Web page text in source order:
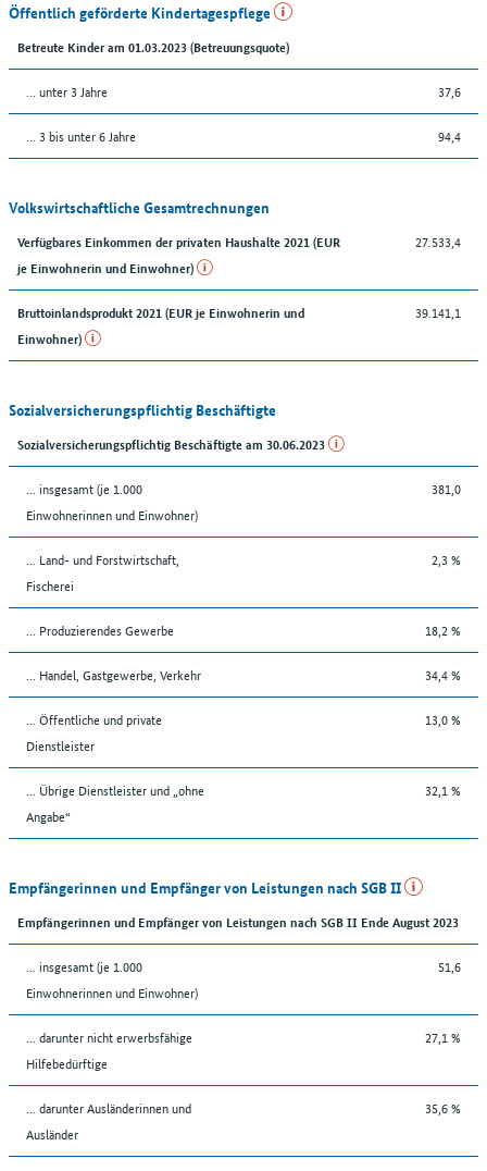
Öffentlich geförderte Kindertagespflege
Betreute Kinder am 01.03.2023 (Betreuungsquote)
… unter 3 Jahre 37,6
… 3 bis unter 6 Jahre 94,4
Volkswirtschaftliche Gesamtrechnungen
Verfügbares Einkommen der privaten Haushalte 2021 (EUR
je Einwohnerin und Einwohner)
27.533,4
Bruttoinlandsprodukt 2021 (EUR je Einwohnerin und
Einwohner)
39.141,1
Sozialversicherungspflichtig Beschäftigte
Sozialversicherungspflichtig Beschäftigte am 30.06.2023
... insgesamt (je 1.000
Einwohnerinnen und Einwohner)
381,0
... Land- und Forstwirtschaft,
Fischerei
2,3 %
... Produzierendes Gewerbe 18,2 %
... Handel, Gastgewerbe, Verkehr 34,4 %
... Öffentliche und private
Dienstleister
13,0 %
... Übrige Dienstleister und „ohne
Angabe“
32,1 %
Empfängerinnen und Empfänger von Leistungen nach SGB II
Empfängerinnen und Empfänger von Leistungen nach SGB II Ende August 2023
... insgesamt (je 1.000
Einwohnerinnen und Einwohner)
51,6
... darunter nicht erwerbsfähige
Hilfebedürftige
27,1 %
... darunter Ausländerinnen und
Ausländer
35,6 %